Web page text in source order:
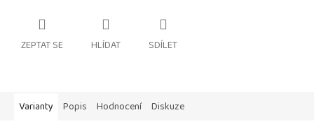
ZEPTAT SE HLÍDAT SDÍLET
Varianty Popis Hodnocení Diskuze